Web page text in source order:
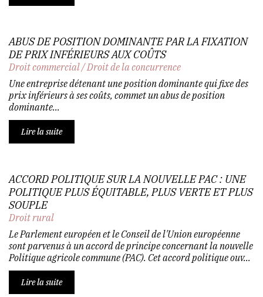
ABUS DE POSITION DOMINANTE PAR LA FIXATION
DE PRIX INFÉRIEURS AUX COÛTS
Droit commercial/Droit de la concurrence
Une entreprise détenant une position dominante qui fixe des
prix inférieurs à ses coûts, commet un abus de position
dominante...
Lire la suite
ACCORD POLITIQUE SUR LA NOUVELLE PAC : UNE
POLITIQUE PLUS ÉQUITABLE, PLUS VERTE ET PLUS
SOUPLE
Droit rural
Le Parlement européen et le Conseil de l'Union européenne
sont parvenus à un accord de principe concernant la nouvelle
Politique agricole commune (PAC). Cet accord politique ouv...
Lire la suite